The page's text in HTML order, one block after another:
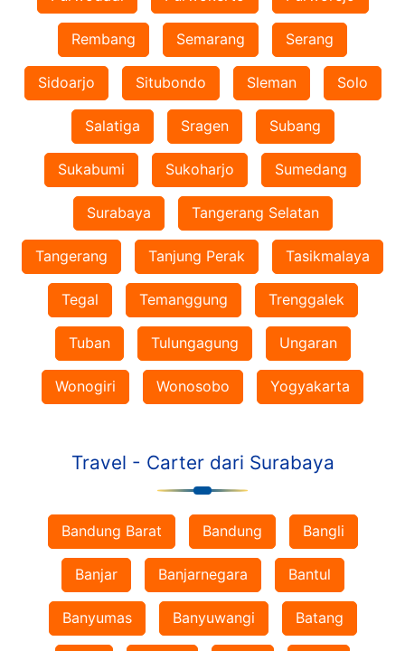
Rembang Semarang Serang
Sidoarjo Situbondo Sleman Solo
Salatiga Sragen Subang
Sukabumi Sukoharjo Sumedang
Surabaya Tangerang Selatan
Tangerang Tanjung Perak Tasikmalaya
Tegal Temanggung Trenggalek
Tuban Tulungagung Ungaran
Wonogiri Wonosobo Yogyakarta
Travel - Carter dari Surabaya
Bandung Barat Bandung Bangli
Banjar Banjarnegara Bantul
Banyumas Banyuwangi Batang